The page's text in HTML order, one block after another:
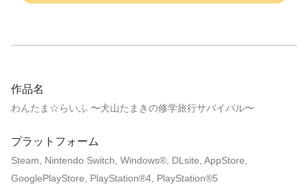
作品名
わんたま☆らいふ 〜犬山たまきの修学旅行サバイバル〜
プラットフォーム
Steam, Nintendo Switch, Windows®, DLsite, AppStore,
GooglePlayStore, PlayStation®4, PlayStation®5